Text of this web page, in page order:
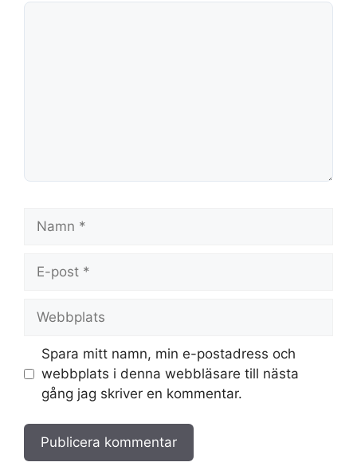
Kommentar
post
Spara mitt namn, min e-postadress och
webbplats i denna webbläsare till nästa
gång jag skriver en kommentar.